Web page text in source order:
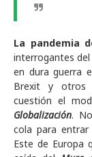
La pandemia
interrogantes del
en dura guerra
Brexit y otros
cuestión el
Globalización.
cola para entrar
Este de Europa